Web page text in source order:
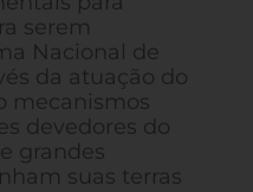
serem
Nacional de
da atuação do
mecanismos
devedores do
grandes
suas terras